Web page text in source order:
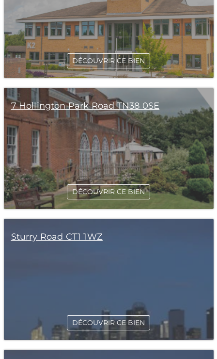
DÉCOUVRIR CE BIEN
7 Hollington Park Road TN38 0SE
DÉCOUVRIR CE BIEN
Sturry Road CT1 1WZ
DÉCOUVRIR CE BIEN